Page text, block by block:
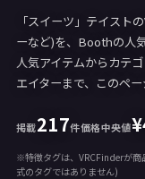
「スイーツ」テイスト
ーなど)を、Boothの人
人気アイテムからカテ
エイターまで、このペ
掲載217件価格中央値¥
※特徴タグは、VRCFinderが商
式のタグではありません)